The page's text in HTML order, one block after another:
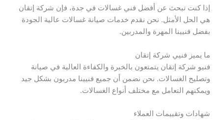
إذا كنت تبحث عن أفضل فني غسالات في جدة، فإن شركة إتقان
هي الحل الأمثل. نحن نقدم خدمات صيانة غسالات عالية الجودة
بفضل فنيينا المهرة والمدربين.
ما يميز فنيي شركة إتقان
فنيو شركة إتقان يتمتعون بالخبرة والكفاءة العالية في صيانة
وتصليح الغسالات. نحن نضمن أن جميع فنيينا مدربون بشكل جيد
ويمكنهم التعامل مع مختلف أنواع الغسالات.
شهادات وتقييمات العملاء